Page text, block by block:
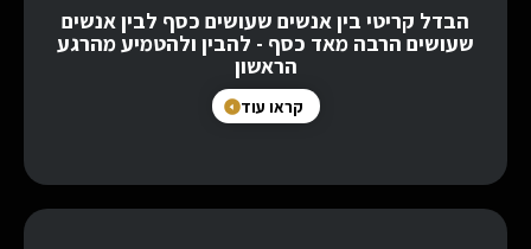
הבדל קריטי בין אנשים שעושים כסף לבין אנשים
שעושים הרבה מאד כסף - להבין ולהטמיע מהרגע
הראשון
קראו עוד